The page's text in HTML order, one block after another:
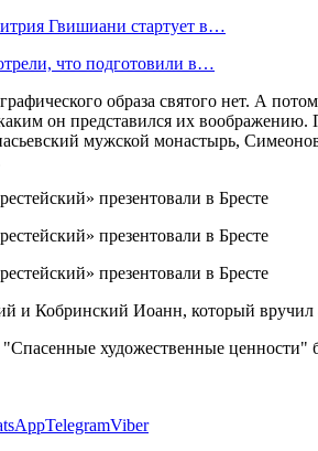
Гвишиани стартует в…
что подготовили в…
образа святого нет. А
он представился их
мужской монастырь,
и Кобринский Иоанн, который вручил
художественные ценности"
TelegramViber